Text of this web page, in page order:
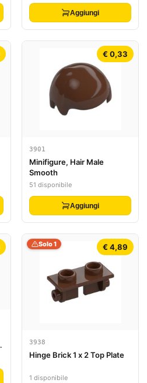
Aggiungi
€ 0,33
3901
Minifigure, Hair Male
Smooth
51 disponibile
Aggiungi
€ 4,89
Solo 1
3938
Hinge Brick 1 x 2 Top Plate
1 disponibile